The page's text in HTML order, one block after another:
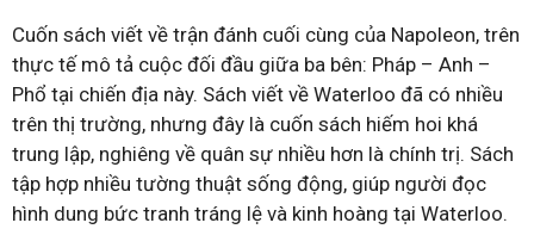
Cuốn sách viết về trận đánh cuối cùng của Napoleon, trên
thực tế mô tả cuộc đối đầu giữa ba bên: Pháp – Anh –
Phổ tại chiến địa này. Sách viết về Waterloo đã có nhiều
trên thị trường, nhưng đây là cuốn sách hiếm hoi khá
trung lập, nghiêng về quân sự nhiều hơn là chính trị. Sách
tập hợp nhiều tường thuật sống động, giúp người đọc
hình dung bức tranh tráng lệ và kinh hoàng tại Waterloo.